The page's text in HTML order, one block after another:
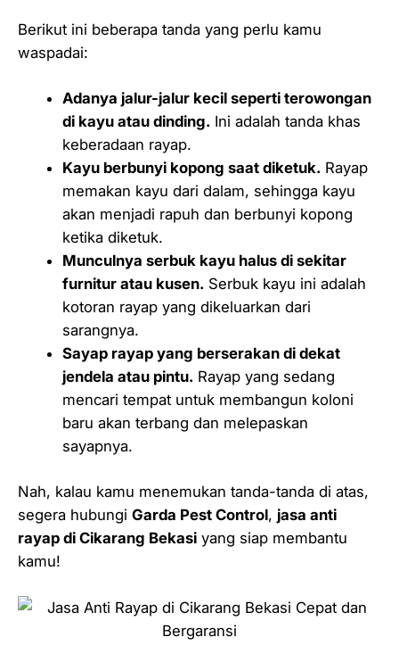
Berikut ini beberapa tanda yang perlu kamu
waspadai:
Adanya jalur-jalur kecil seperti terowongan
di kayu atau dinding. Ini adalah tanda khas
keberadaan rayap.
Kayu berbunyi kopong saat diketuk. Rayap
memakan kayu dari dalam, sehingga kayu
akan menjadi rapuh dan berbunyi kopong
ketika diketuk.
Munculnya serbuk kayu halus di sekitar
furnitur atau kusen. Serbuk kayu ini adalah
kotoran rayap yang dikeluarkan dari
sarangnya.
Sayap rayap yang berserakan di dekat
jendela atau pintu. Rayap yang sedang
mencari tempat untuk membangun koloni
baru akan terbang dan melepaskan
sayapnya.
Nah, kalau kamu menemukan tanda-tanda di atas,
segera hubungi Garda Pest Control, jasa anti
rayap di Cikarang Bekasi yang siap membantu
kamu!